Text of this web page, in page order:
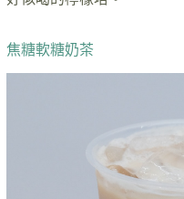
焦糖軟糖奶茶